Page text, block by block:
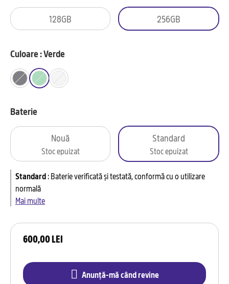
600,00 LEI
Anunță-mă când revine
128GB 256GB
Culoare : Verde
Baterie
Nouă
Stoc epuizat
Standard
Stoc epuizat
Standard:Baterie verificată și testată, conformă cu o utilizare
normală
Mai multe